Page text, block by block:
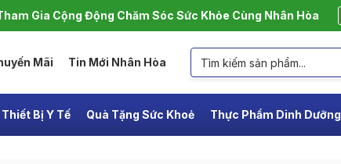
Gia Cộng Động Chăm Sóc Sức Khỏe Cùng Nhân Hòa
Mãi Tin Mới Nhân Hòa
Thiết Bị Y Tế Quà Tặng Sức Khoẻ Thực Phẩm Dinh Dưỡng